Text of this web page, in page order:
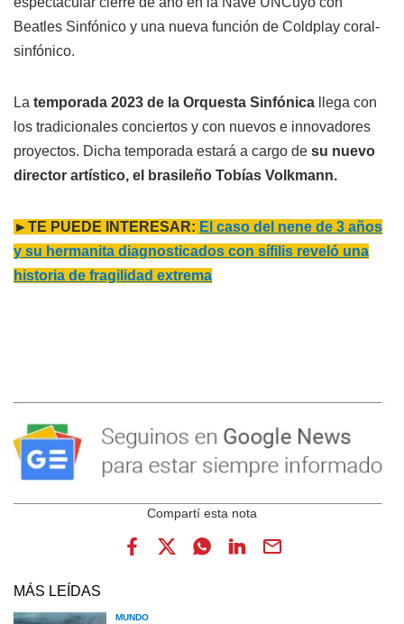
Beatles Sinfónico y una nueva función de Coldplay coral-
sinfónico.
La temporada 2023 de la Orquesta Sinfónica llega con
los tradicionales conciertos y con nuevos e innovadores
proyectos. Dicha temporada estará a cargo de su nuevo
director artístico, el brasileño Tobías Volkmann.
►TE PUEDE INTERESAR: El caso del nene de 3 años
y su hermanita diagnosticados con sífilis reveló una
historia de fragilidad extrema
MÁS LEÍDAS
MUNDO